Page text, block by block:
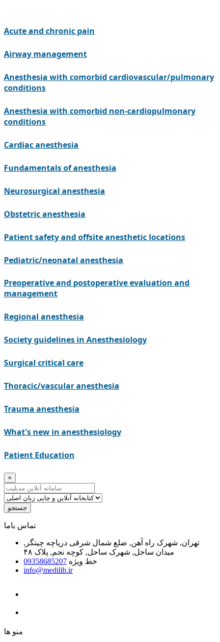
Acute and chronic pain
Airway management
Anesthesia with comorbid cardiovascular/pulmonary
conditions
Anesthesia with comorbid non-cardiopulmonary
conditions
Cardiac anesthesia
Fundamentals of anesthesia
Neurosurgical anesthesia
Obstetric anesthesia
Patient safety and offsite anesthetic locations
Pediatric/neonatal anesthesia
Preoperative and postoperative evaluation and
management
Regional anesthesia
Society guidelines in Anesthesiology
Surgical critical care
Thoracic/vascular anesthesia
Trauma anesthesia
What's new in anesthesiology
Patient Education
×
جستجو
ﺗﻤﺎﺱ ﺑﺎﻣﺎ
تهران, شهرک راه آهن, ضلع شمال شرقی دریاچه چیتگر,
میدان ساحل, شهرک ساحل, کوچه نجم, پلاک ۴۸
خط ویژه 09358685207
info@medilib.ir
ﻣﻨﻮ ﻫﺎ